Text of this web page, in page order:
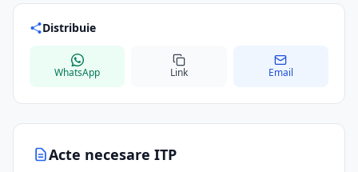
Acte necesare ITP
Distribuie
WhatsApp Link Email